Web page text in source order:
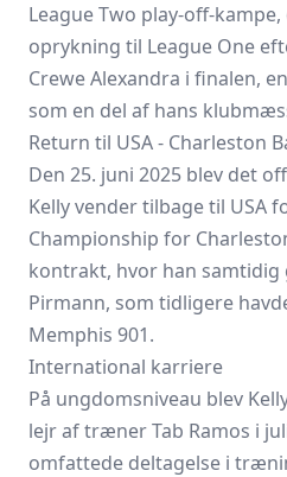
League Two play-off-
oprykning til League One
Crewe Alexandra i finalen,
som en del af hans
Return til USA - Charleston
Den 25. juni 2025 blev det
Kelly vender tilbage til USA
Championship for
kontrakt, hvor han samtidig
Pirmann, som tidligere
Memphis 901.
International karriere
På ungdomsniveau blev
lejr af træner Tab Ramos i
omfattede deltagelse i